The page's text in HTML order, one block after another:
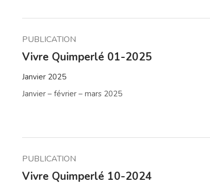
PUBLICATION
Vivre Quimperlé 01-2025
Janvier 2025
Janvier – février – mars 2025
PUBLICATION
Vivre Quimperlé 10-2024